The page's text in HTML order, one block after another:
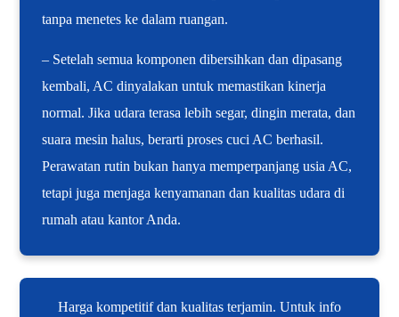
tanpa menetes ke dalam ruangan.
– Setelah semua komponen dibersihkan dan dipasang
kembali, AC dinyalakan untuk memastikan kinerja
normal. Jika udara terasa lebih segar, dingin merata, dan
suara mesin halus, berarti proses cuci AC berhasil.
Perawatan rutin bukan hanya memperpanjang usia AC,
tetapi juga menjaga kenyamanan dan kualitas udara di
rumah atau kantor Anda.
Harga kompetitif dan kualitas terjamin. Untuk info